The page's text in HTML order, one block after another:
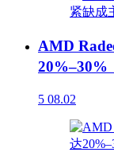
AMD
20%–30%
5 08.02